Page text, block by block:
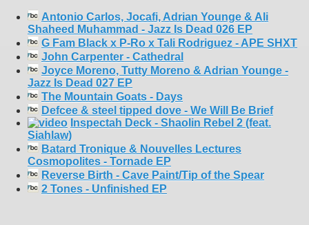
Antonio Carlos, Jocafi, Adrian Younge & Ali
Shaheed Muhammad - Jazz Is Dead 026 EP
G Fam Black x P-Ro x Tali Rodriguez - APE SHXT
John Carpenter - Cathedral
Joyce Moreno, Tutty Moreno & Adrian Younge -
Jazz Is Dead 027 EP
The Mountain Goats - Days
Defcee & steel tipped dove - We Will Be Brief
Inspectah Deck - Shaolin Rebel 2 (feat.
Siahlaw)
Batard Tronique & Nouvelles Lectures
Cosmopolites - Tornade EP
Reverse Birth - Cave Paint/Tip of the Spear
2 Tones - Unfinished EP